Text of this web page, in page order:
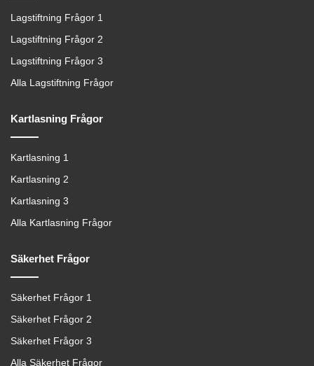
Lagstiftning Frågor 1
Lagstiftning Frågor 2
Lagstiftning Frågor 3
Alla Lagstiftning Frågor
Kartlasning Frågor
Kartlasning 1
Kartlasning 2
Kartlasning 3
Alla Kartlasning Frågor
Säkerhet Frågor
Säkerhet Frågor 1
Säkerhet Frågor 2
Säkerhet Frågor 3
Alla Säkerhet Frågor